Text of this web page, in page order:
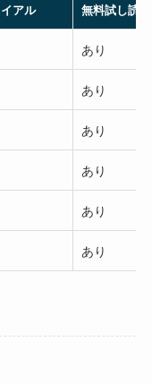
アル 無料試し読み
あり
あり
あり
あり
あり
あり